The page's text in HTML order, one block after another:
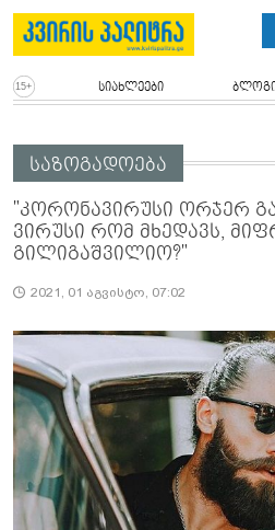
სიახლეები
საზოგადოება
"კორონავირუსი ორჯერ
ვირუსი რომ მხედავს,
გილიგაშვილიო?"
2021, 01 აგვისტო, 07:02